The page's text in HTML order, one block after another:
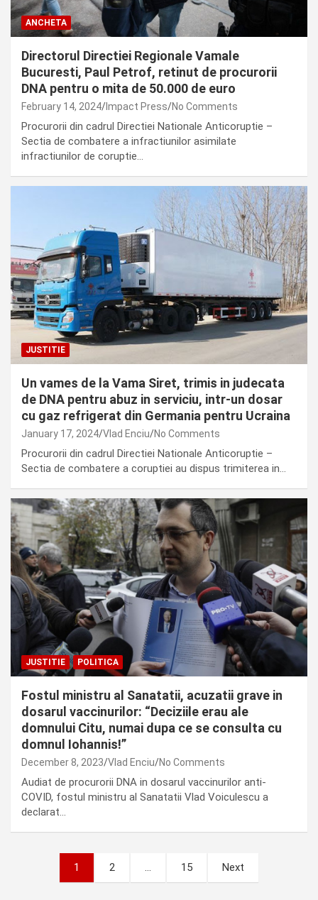
ANCHETA
Directorul Directiei Regionale Vamale
Bucuresti, Paul Petrof, retinut de procurorii
DNA pentru o mita de 50.000 de euro
February 14, 2024 Impact Press No Comments
Procurorii din cadrul Directiei Nationale Anticoruptie –
Sectia de combatere a infractiunilor asimilate
infractiunilor de coruptie…
JUSTITIE
Un vames de la Vama Siret, trimis in judecata
de DNA pentru abuz in serviciu, intr-un dosar
cu gaz refrigerat din Germania pentru Ucraina
January 17, 2024 Vlad Enciu No Comments
Procurorii din cadrul Directiei Nationale Anticoruptie –
Sectia de combatere a coruptiei au dispus trimiterea in…
JUSTITIE POLITICA
Fostul ministru al Sanatatii, acuzatii grave in
dosarul vaccinurilor: “Deciziile erau ale
domnului Citu, numai dupa ce se consulta cu
domnul Iohannis!”
December 8, 2023 Vlad Enciu No Comments
Audiat de procurorii DNA in dosarul vaccinurilor anti-
COVID, fostul ministru al Sanatatii Vlad Voiculescu a
declarat…
pagination
1 2 … 15 Next